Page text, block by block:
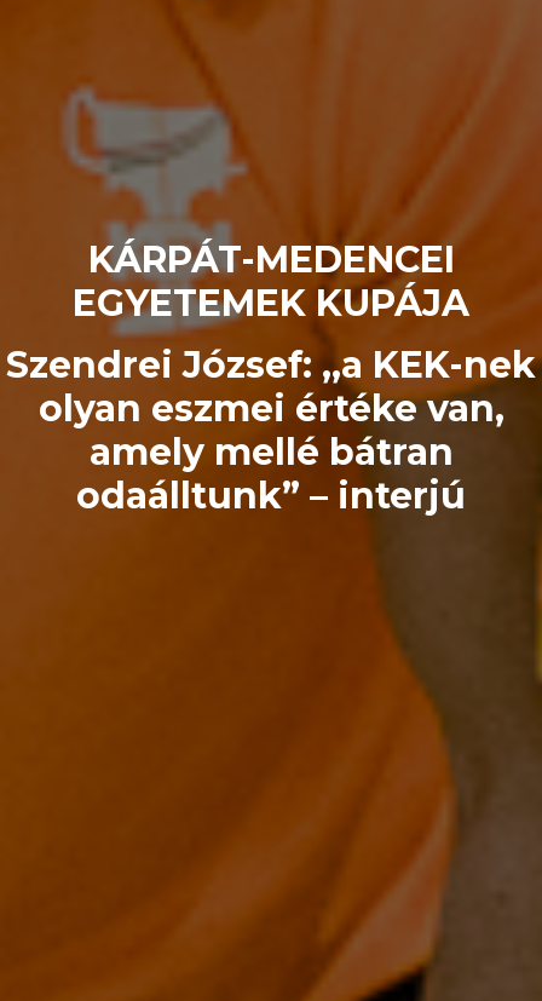
KÁRPÁT-MEDENCEI
EGYETEMEK KUPÁJA
Szendrei József: ,,a KEK-nek
olyan eszmei értéke van,
amely mellé bátran
odaálltunk” – interjú